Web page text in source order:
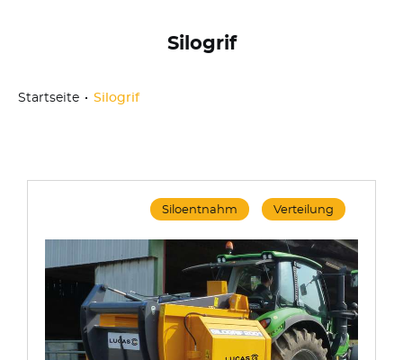
Silogrif
Startseite Silogrif
Siloentnahm Verteilung